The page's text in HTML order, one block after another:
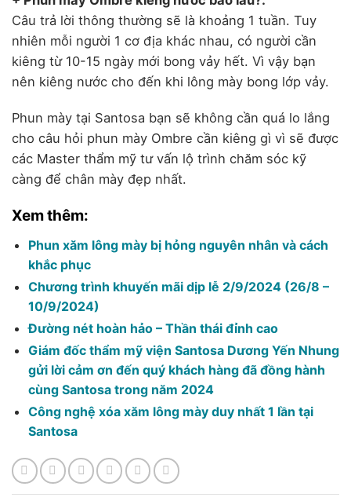
Câu trả lời thông thường sẽ là khoảng 1 tuần. Tuy
nhiên mỗi người 1 cơ địa khác nhau, có người cần
kiêng từ 10-15 ngày mới bong vảy hết. Vì vậy bạn
nên kiêng nước cho đến khi lông mày bong lớp vảy.
Phun mày tại Santosa bạn sẽ không cần quá lo lắng
cho câu hỏi phun mày Ombre cần kiêng gì vì sẽ được
các Master thẩm mỹ tư vấn lộ trình chăm sóc kỹ
càng để chân mày đẹp nhất.
Xem thêm:
Phun xăm lông mày bị hỏng nguyên nhân và cách
khắc phục
Chương trình khuyến mãi dịp lễ 2/9/2024 (26/8 –
10/9/2024)
Đường nét hoàn hảo – Thần thái đỉnh cao
Giám đốc thẩm mỹ viện Santosa Dương Yến Nhung
gửi lời cảm ơn đến quý khách hàng đã đồng hành
cùng Santosa trong năm 2024
Công nghệ xóa xăm lông mày duy nhất 1 lần tại
Santosa